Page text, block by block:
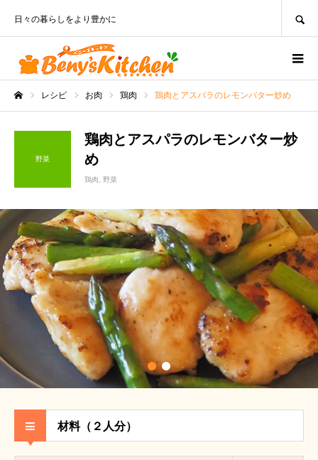
日々の暮らしをより豊かに
レシピ お肉 鶏肉 鶏肉とアスパラのレモンバター炒め
野菜
鶏肉とアスパラのレモンバター炒
め
鶏肉 野菜
材料（２人分）